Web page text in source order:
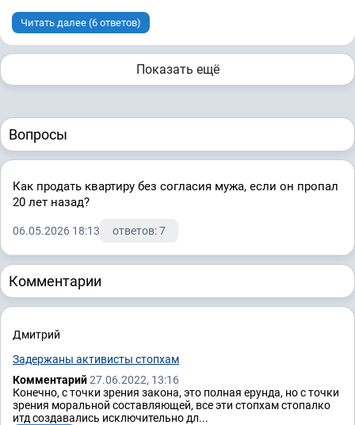
Читать далее (6 ответов)
Показать ещё
Вопросы
Как продать квартиру без согласия мужа, если он пропал
20 лет назад?
06.05.2026 18:13 ответов: 7
Комментарии
Дмитрий
Задержаны активисты стопхам
Комментарий27.06.2022, 13:16
Конечно, с точки зрения закона, это полная ерунда, но с точки
зрения моральной составляющей, все эти стопхам стопалко
итд создавались исключительно дл...